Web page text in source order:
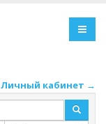
Личный кабинет →